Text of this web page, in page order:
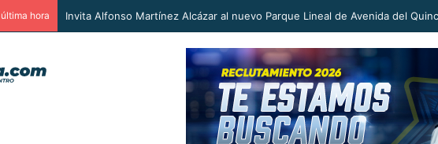
hora Vinculan a proceso al «R1» por homicidio del ex alcalde Carlos Manzo